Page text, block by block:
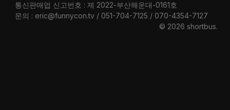
통신판매업 신고번호 : 제 2022-부산해운대-0161호
문의 : eric@funnycon.tv / 051-704-7125 / 070-4354-7127
© 2026 shortbus.